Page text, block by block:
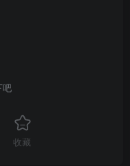
吧
收藏